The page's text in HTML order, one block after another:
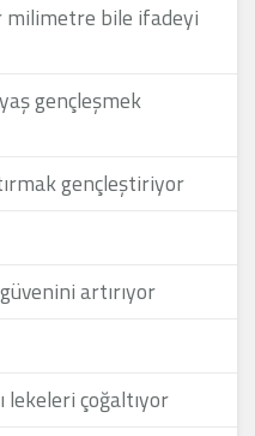
milimetre bile ifadeyi
gençleşmek
gençleştiriyor
artırıyor
çoğaltıyor